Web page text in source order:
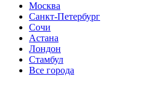
Москва
Санкт-Петербург
Сочи
Астана
Лондон
Стамбул
Все города